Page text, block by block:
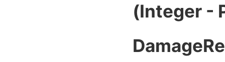
(Integer -